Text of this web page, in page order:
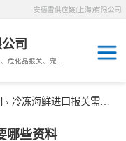
安德雷供应链(上海)有限公司
司
› 冷冻海鲜进口报关需要哪些资料
哪些资料